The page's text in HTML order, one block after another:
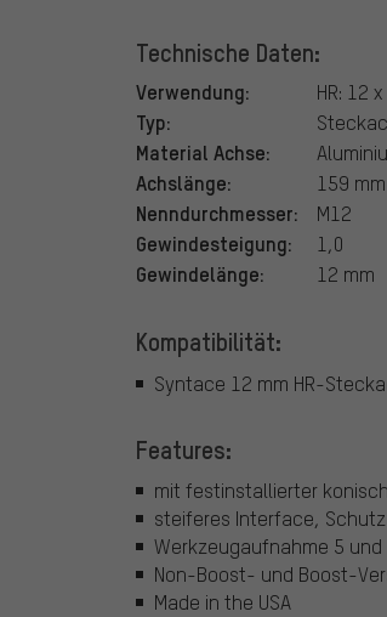
Technische Daten:
Verwendung: HR: 12
Typ:
Material Achse:
Achslänge: 159
Nenndurchmesser: M12
Gewindesteigung: 1,0
Gewindelänge: 12 mm
Kompatibilität:
Syntace 12 mm HR-
Features:
mit festinstallierter
steiferes Interface,
Werkzeugaufnahme 5
Non-Boost- und Boost-
Made in the USA